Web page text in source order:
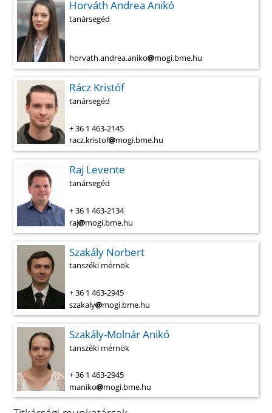
Horváth Andrea Anikó
tanársegéd
horvath.andrea.aniko mogi.bme.hu
Rácz Kristóf
tanársegéd
+ 36 1 463-2145
racz.kristof
mogi.bme.hu
Raj Levente
tanársegéd
+ 36 1 463-2134
raj
mogi.bme.hu
Szakály Norbert
tanszéki mérnök
+ 36 1 463-2945
szakaly
mogi.bme.hu
Szakály-Molnár Anikó
tanszéki mérnök
+ 36 1 463-2945
maniko
mogi.bme.hu